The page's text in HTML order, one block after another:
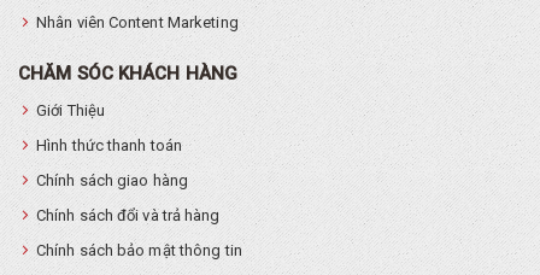
Nhân viên Content Marketing
CHĂM SÓC KHÁCH HÀNG
Giới Thiệu
Hình thức thanh toán
Chính sách giao hàng
Chính sách đổi và trả hàng
Chính sách bảo mật thông tin